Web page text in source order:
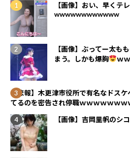
【画像】おい、早くテ
wwwwwwwwwwww
【画像】ぶってー太も
まう。しかも爆胸
ｗ
【悲報】木更津市役所で有名なドス
てるのを密告され停職ｗｗｗｗｗｗｗ
【画像】吉岡里帆の